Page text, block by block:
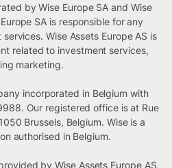
by Wise Europe SA and Wise
SA is responsible for any
Wise Assets Europe AS is
related to investment services,
marketing.
incorporated in Belgium with
Our registered office is at Rue
Brussels, Belgium. Wise is a
authorised in Belgium.
by Wise Assets Europe AS,